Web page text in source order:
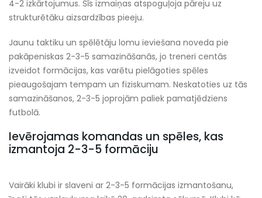
4-2 izkārtojumus. Šīs izmaiņas atspoguļoja pāreju uz
strukturētāku aizsardzības pieeju.
Jaunu taktiku un spēlētāju lomu ieviešana noveda pie
pakāpeniskas 2-3-5 samazināšanās, jo treneri centās
izveidot formācijas, kas varētu pielāgoties spēles
pieaugošajam tempam un fiziskumam. Neskatoties uz tās
samazināšanos, 2-3-5 joprojām paliek pamatjēdziens
futbolā.
Ievērojamas komandas un spēles, kas
izmantoja 2-3-5 formāciju
Vairāki klubi ir slaveni ar 2-3-5 formācijas izmantošanu,